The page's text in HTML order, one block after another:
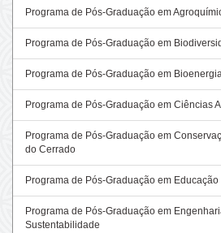
Programa de Pós-Graduação em
Programa de Pós-Graduação em
Programa de Pós-Graduação em
Programa de Pós-Graduação em Ciências
Programa de Pós-Graduação em
do Cerrado
Programa de Pós-Graduação em
Programa de Pós-Graduação em
Sustentabilidade